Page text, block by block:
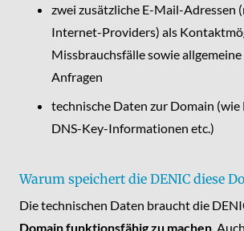
zwei zusätzliche E-Mail-Adressen
Internet-Providers) als
Missbrauchsfälle sowie
Anfragen
technische Daten zur Domain (wie
DNS-Key-Informationen etc.)
Warum speichert die DENIC diese
Die technischen Daten braucht die
Domain funktionsfähig zu machen.